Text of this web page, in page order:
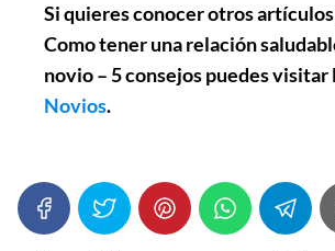
Si quieres conocer otros
Como tener una relación
novio – 5 consejospuedes visitar
Novios.